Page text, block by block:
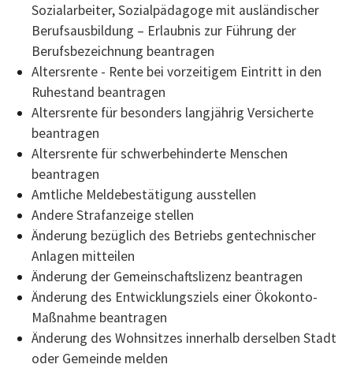
Sozialarbeiter, Sozialpädagoge mit ausländischer
Berufsausbildung – Erlaubnis zur Führung der
Berufsbezeichnung beantragen
Altersrente - Rente bei vorzeitigem Eintritt in den
Ruhestand beantragen
Altersrente für besonders langjährig Versicherte
beantragen
Altersrente für schwerbehinderte Menschen
beantragen
Amtliche Meldebestätigung ausstellen
Andere Strafanzeige stellen
Änderung bezüglich des Betriebs gentechnischer
Anlagen mitteilen
Änderung der Gemeinschaftslizenz beantragen
Änderung des Entwicklungsziels einer Ökokonto-
Maßnahme beantragen
Änderung des Wohnsitzes innerhalb derselben Stadt
oder Gemeinde melden